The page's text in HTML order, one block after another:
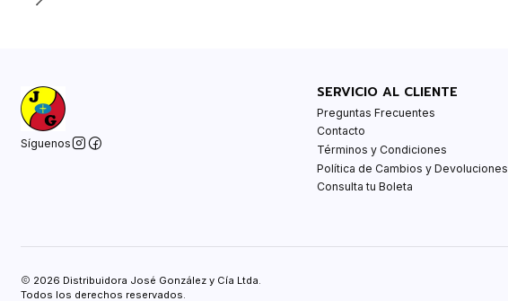
Síguenos
SERVICIO AL CLIENTE
Preguntas Frecuentes
Contacto
Términos y Condiciones
Política de Cambios y Devoluciones
Consulta tu Boleta
2026 Distribuidora José González y Cía Ltda.
Todos los derechos reservados.